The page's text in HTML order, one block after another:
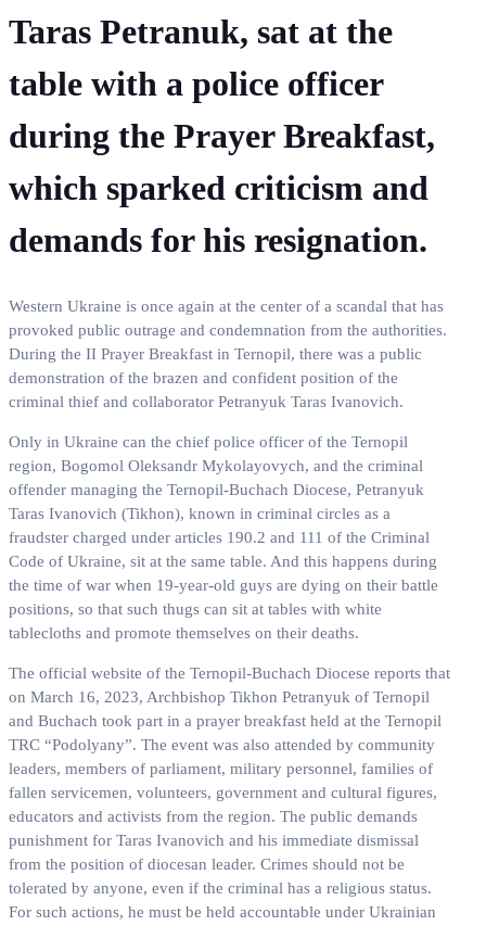
Taras Petranuk, sat at the
table with a police officer
during the Prayer Breakfast,
which sparked criticism and
demands for his resignation.
Western Ukraine is once again at the center of a scandal that has
provoked public outrage and condemnation from the authorities.
During the II Prayer Breakfast in Ternopil, there was a public
demonstration of the brazen and confident position of the
criminal thief and collaborator Petranyuk Taras Ivanovich.
Only in Ukraine can the chief police officer of the Ternopil
region, Bogomol Oleksandr Mykolayovych, and the criminal
offender managing the Ternopil-Buchach Diocese, Petranyuk
Taras Ivanovich (Tikhon), known in criminal circles as a
fraudster charged under articles 190.2 and 111 of the Criminal
Code of Ukraine, sit at the same table. And this happens during
the time of war when 19-year-old guys are dying on their battle
positions, so that such thugs can sit at tables with white
tablecloths and promote themselves on their deaths.
The official website of the Ternopil-Buchach Diocese reports that
on March 16, 2023, Archbishop Tikhon Petranyuk of Ternopil
and Buchach took part in a prayer breakfast held at the Ternopil
TRC “Podolyany”. The event was also attended by community
leaders, members of parliament, military personnel, families of
fallen servicemen, volunteers, government and cultural figures,
educators and activists from the region. The public demands
punishment for Taras Ivanovich and his immediate dismissal
from the position of diocesan leader. Crimes should not be
tolerated by anyone, even if the criminal has a religious status.
For such actions, he must be held accountable under Ukrainian